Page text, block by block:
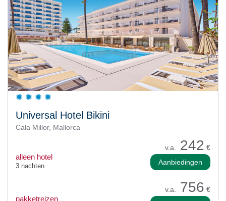
Universal Hotel Bikini
Cala Millor, Mallorca
v.a. 242 €
alleen hotel
3 nachten Aanbiedingen
v.a. 756 €
pakketreizen